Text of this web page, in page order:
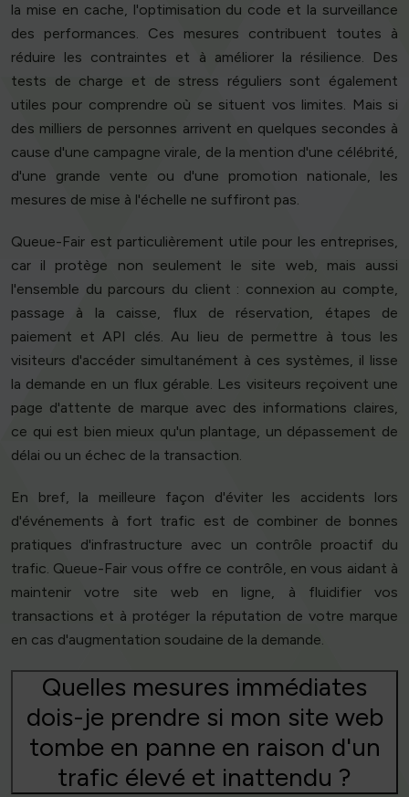
la mise en cache, l'optimisation du code et la surveillance
des performances. Ces mesures contribuent toutes à
réduire les contraintes et à améliorer la résilience. Des
tests de charge et de stress réguliers sont également
utiles pour comprendre où se situent vos limites. Mais si
des milliers de personnes arrivent en quelques secondes à
cause d'une campagne virale, de la mention d'une célébrité,
d'une grande vente ou d'une promotion nationale, les
mesures de mise à l'échelle ne suffiront pas.
Queue-Fair est particulièrement utile pour les entreprises,
car il protège non seulement le site web, mais aussi
l'ensemble du parcours du client : connexion au compte,
passage à la caisse, flux de réservation, étapes de
paiement et API clés. Au lieu de permettre à tous les
visiteurs d'accéder simultanément à ces systèmes, il lisse
la demande en un flux gérable. Les visiteurs reçoivent une
page d'attente de marque avec des informations claires,
ce qui est bien mieux qu'un plantage, un dépassement de
délai ou un échec de la transaction.
En bref, la meilleure façon d'éviter les accidents lors
d'événements à fort trafic est de combiner de bonnes
pratiques d'infrastructure avec un contrôle proactif du
trafic. Queue-Fair vous offre ce contrôle, en vous aidant à
maintenir votre site web en ligne, à fluidifier vos
transactions et à protéger la réputation de votre marque
en cas d'augmentation soudaine de la demande.
Quelles mesures immédiates
dois-je prendre si mon site web
tombe en panne en raison d'un
trafic élevé et inattendu ?